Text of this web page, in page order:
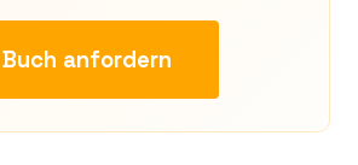
Buch anfordern